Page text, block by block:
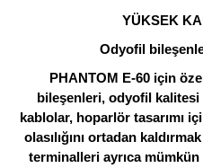
YÜKSEK
Odyofil
PHANTOM E-60 için
bileşenleri, odyofil
kablolar, hoparlör tasarımı
olasılığını ortadan
terminalleri ayrıca